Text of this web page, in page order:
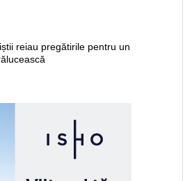
reiau pregătirile pentru un